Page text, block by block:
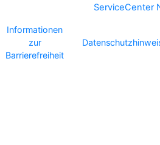
ServiceCenter
Informationen
zur
Barrierefreiheit